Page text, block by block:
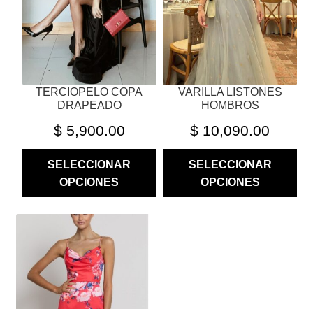
TERCIOPELO COPA
DRAPEADO
$5,900.00
SELECCIONAR
OPCIONES
PUEDEN
ELEGIR
EN
PÁGINA
VARILLA LISTONES
HOMBROS
$ 10,090.00
SELECCIONAR
OPCIONES
PUEDEN
ELEGIR
EN
LA
PÁGINA
PRODUCTO
TIENE
MÚLTIPLES
VARIANTES.